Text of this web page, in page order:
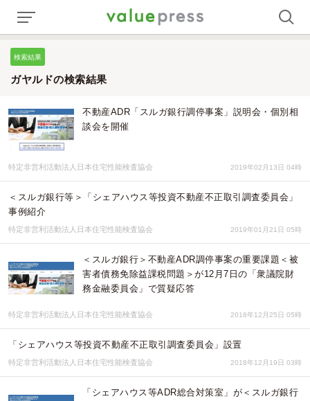
検索結果
ガヤルドの検索結果
不動産ADR「スルガ銀行調停事案」説明会・個別相
談会を開催
特定非営利活動法人日本住宅性能検査協会 2019年02月13日 04時
＜スルガ銀行等＞「シェアハウス等投資不動産不正取引調査委員会」
事例紹介
特定非営利活動法人日本住宅性能検査協会 2019年01月21日 05時
＜スルガ銀行＞不動産ADR調停事案の重要課題＜被
害者債務免除益課税問題＞が12月7日の「衆議院財
務金融委員会」で質疑応答
特定非営利活動法人日本住宅性能検査協会 2018年12月25日 05時
「シェアハウス等投資不動産不正取引調査委員会」設置
特定非営利活動法人日本住宅性能検査協会 2018年12月19日 03時
「シェアハウス等ADR総合対策室」が＜スルガ銀行